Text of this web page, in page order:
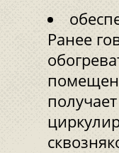
Ранее